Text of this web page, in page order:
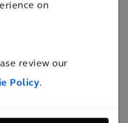
on
review our
Policy.
in hoe omwonenden de
en
de